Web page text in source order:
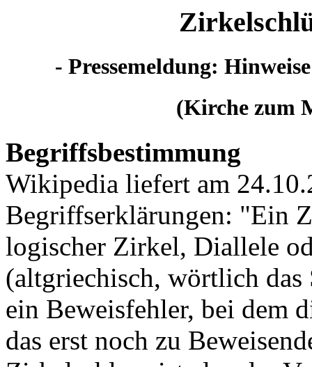
- Pressemeldung:
(Kirche zum
Begriffsbestimmung
Wikipedia liefert am
Begriffserklärungen: "Ein
logischer Zirkel, Diallele
(altgriechisch, wörtlich das
ein Beweisfehler, bei dem
das erst noch zu